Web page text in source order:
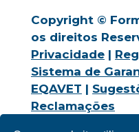
Copyright ©
os direitos
Privacidade |
Sistema de
EQAVET |
Reclamações